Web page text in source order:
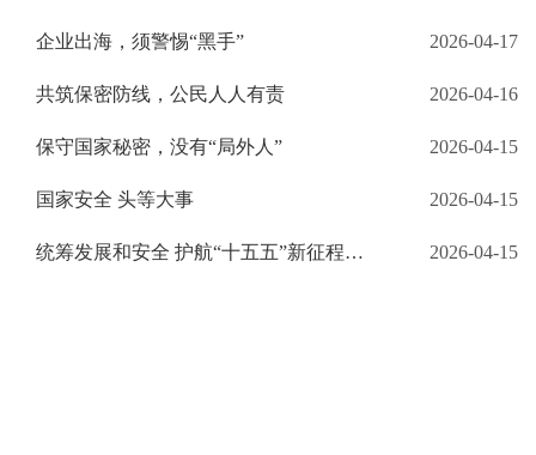
企业出海，须警惕“黑手” 2026-04-17
共筑保密防线，公民人人有责 2026-04-16
保守国家秘密，没有“局外人” 2026-04-15
国家安全 头等大事 2026-04-15
统筹发展和安全 护航“十五五”新征程——国安宣工作室2026年全民国家安全教育日主题宣传手册 2026-04-15